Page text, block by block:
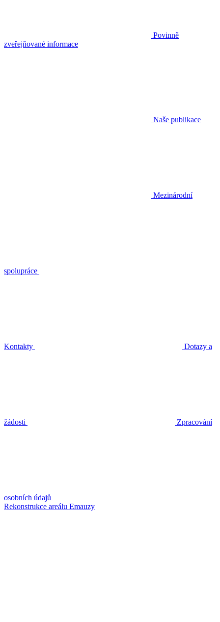
Povinně
zveřejňované informace
Naše publikace
Mezinárodní
spolupráce
Kontakty Dotazy a
žádosti Zpracování
osobních údajů
Rekonstrukce areálu Emauzy